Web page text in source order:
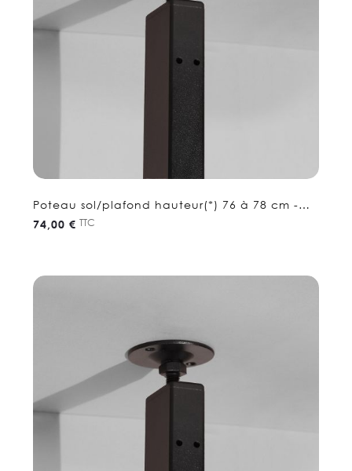
Poteau sol/plafond hauteur(*) 76 à 78 cm -
Etagere séparation
74,00 € TTC